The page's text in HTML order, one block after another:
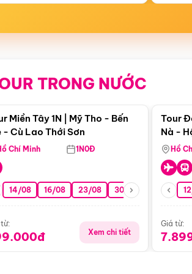
TRONG NƯỚC
Điểm nổi bật
Miền Tây 1N | Mỹ Tho - Bến
- Cù Lao Thới Sơn
Chí Minh 1N0Đ
14/08 16/08 23/08 30/08 06/09
Xem chi tiết
Tour
Nà -
Nha
Hồ
Giá từ: